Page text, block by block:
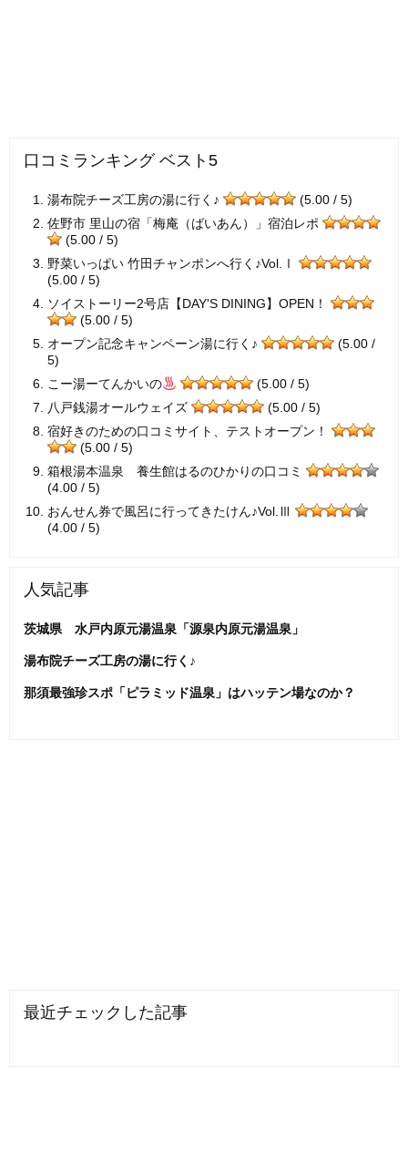
口コミランキング ベスト5
湯布院チーズ工房の湯に行く♪
(5.00 / 5)
佐野市 里山の宿「梅庵（ばいあん）」宿泊レポ
(5.00 / 5)
野菜いっぱい 竹田チャンポンへ行く♪Vol.Ⅰ
(5.00 / 5)
ソイストーリー2号店【DAY'S DINING】OPEN！
(5.00 / 5)
オープン記念キャンペーン湯に行く♪
(5.00 /
5)
こー湯ーてんかいの
(5.00 / 5)
八戸銭湯オールウェイズ
(5.00 / 5)
宿好きのための口コミサイト、テストオープン！
(5.00 / 5)
箱根湯本温泉 養生館はるのひかりの口コミ
(4.00 / 5)
おんせん券で風呂に行ってきたけん♪Vol.Ⅲ
(4.00 / 5)
人気記事
茨城県 水戸内原元湯温泉「源泉内原元湯温泉」
湯布院チーズ工房の湯に行く♪
那須最強珍スポ「ピラミッド温泉」はハッテン場なのか？
最近チェックした記事